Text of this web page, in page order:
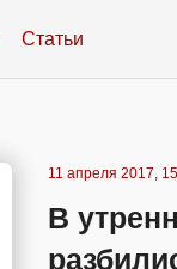
Статьи
11 апреля 2017,
В